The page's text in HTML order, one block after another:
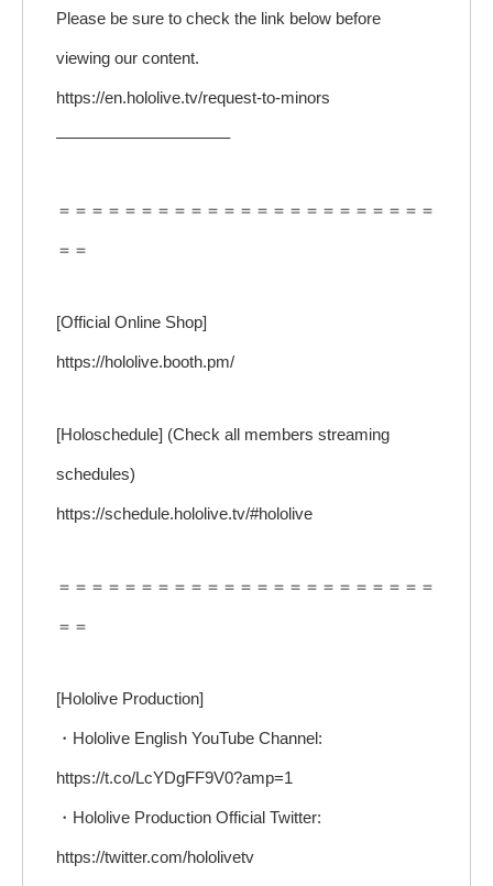
Please be sure to check the link below before
viewing our content.
https://en.hololive.tv/request-to-minors
——————————–
＝＝＝＝＝＝＝＝＝＝＝＝＝＝＝＝＝＝＝＝＝＝＝
＝＝
[Official Online Shop]
https://hololive.booth.pm/
[Holoschedule] (Check all members streaming
schedules)
https://schedule.hololive.tv/#hololive
＝＝＝＝＝＝＝＝＝＝＝＝＝＝＝＝＝＝＝＝＝＝＝
＝＝
[Hololive Production]
・Hololive English YouTube Channel:
https://t.co/LcYDgFF9V0?amp=1
・Hololive Production Official Twitter:
https://twitter.com/hololivetv